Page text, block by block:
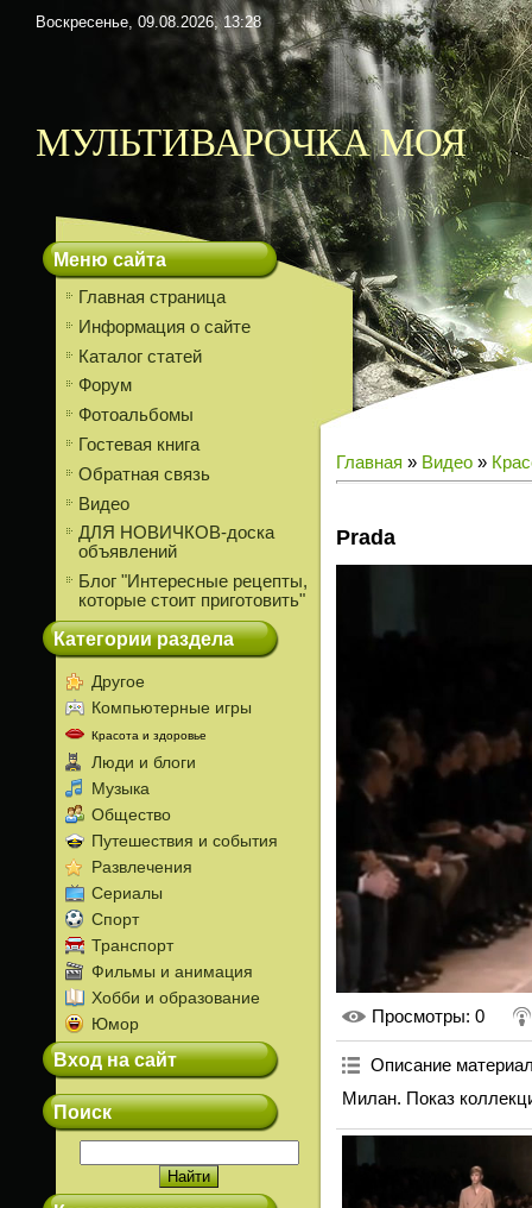
Воскресенье, 09.08.2026, 13:28
МУЛЬТИВАРОЧКА МОЯ
Меню сайта
Главная страница
Информация о сайте
Каталог статей
Форум
Фотоальбомы
Гостевая книга
Обратная связь
Видео
ДЛЯ НОВИЧКОВ-доска
объявлений
Блог "Интересные рецепты,
которые стоит приготовить"
Категории раздела
Другое
Компьютерные игры
Красота и здоровье
Люди и блоги
Музыка
Общество
Путешествия и события
Развлечения
Сериалы
Спорт
Транспорт
Фильмы и анимация
Хобби и образование
Юмор
Вход на сайт
Поиск
Главная » Видео »
Prada
Просмотры: 0
Описание
Милан. Показ